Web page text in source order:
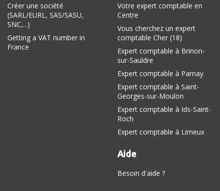
Créer une société
(SARL/EURL, SAS/SASU,
SNC,...)
Getting a VAT number in
France
Votre expert comptable en
Centre
Vous cherchez un expert
comptable Cher (18)
Expert comptable à Brinon-
sur-Sauldre
Expert comptable à Parnay
Expert comptable à Saint-
Georges-sur-Moulon
Expert comptable à Ids-Saint-
Roch
Expert comptable à Limeux
Aide
Besoin d'aide ?